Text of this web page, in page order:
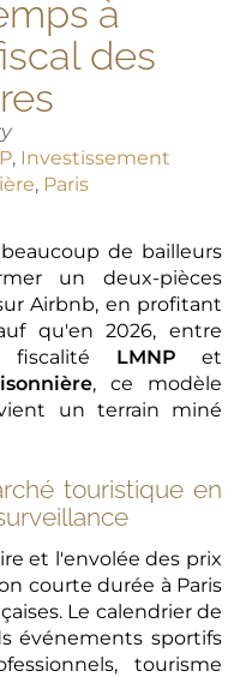
à
des
, Investissement
, Paris
de bailleurs
un deux-pièces
Airbnb, en profitant
qu'en 2026, entre
fiscalité LMNP et
, ce modèle
un terrain miné
touristique en
et l'envolée des prix
courte durée à Paris
Le calendrier de
événements sportifs
tourisme